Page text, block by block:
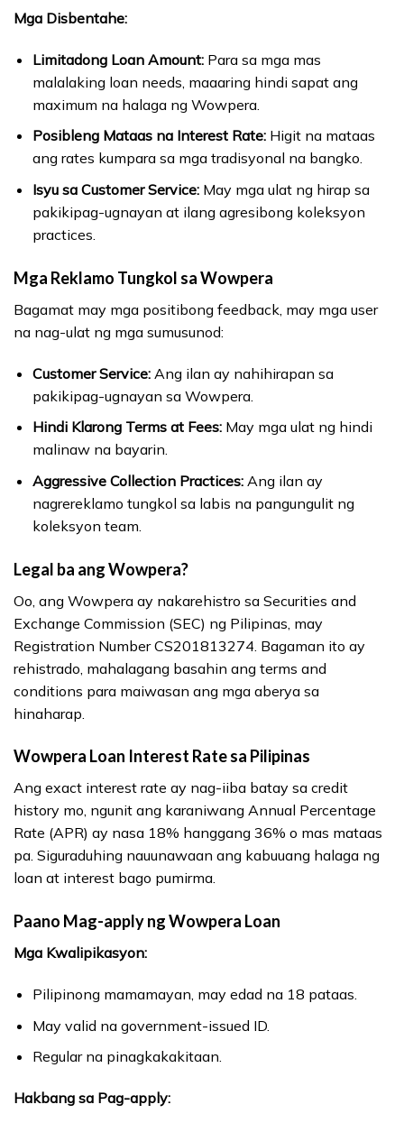
Mga Disbentahe:
Limitadong Loan Amount:Para sa mga mas
malalaking loan needs, maaaring hindi sapat ang
maximum na halaga ng Wowpera.
Posibleng Mataas na Interest Rate:Higit na mataas
ang rates kumpara sa mga tradisyonal na bangko.
Isyu sa Customer Service:May mga ulat ng hirap sa
pakikipag-ugnayan at ilang agresibong koleksyon
practices.
Mga Reklamo Tungkol sa Wowpera
Bagamat may mga positibong feedback, may mga user
na nag-ulat ng mga sumusunod:
Customer Service:Ang ilan ay nahihirapan sa
pakikipag-ugnayan sa Wowpera.
Hindi Klarong Terms at Fees:May mga ulat ng hindi
malinaw na bayarin.
Aggressive Collection Practices:Ang ilan ay
nagrereklamo tungkol sa labis na pangungulit ng
koleksyon team.
Legal ba ang Wowpera?
Oo, ang Wowpera ay nakarehistro sa Securities and
Exchange Commission (SEC) ng Pilipinas, may
Registration Number CS201813274. Bagaman ito ay
rehistrado, mahalagang basahin ang terms and
conditions para maiwasan ang mga aberya sa
hinaharap.
Wowpera Loan Interest Rate sa Pilipinas
Ang exact interest rate ay nag-iiba batay sa credit
history mo, ngunit ang karaniwang Annual Percentage
Rate (APR) ay nasa 18% hanggang 36% o mas mataas
pa. Siguraduhing nauunawaan ang kabuuang halaga ng
loan at interest bago pumirma.
Paano Mag-apply ng Wowpera Loan
Mga Kwalipikasyon:
Pilipinong mamamayan, may edad na 18 pataas.
May valid na government-issued ID.
Regular na pinagkakakitaan.
Hakbang sa Pag-apply: